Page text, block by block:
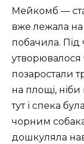
Мейкомб —
вже лежала
побачила.
утворювалося
позаростали
на площі,
тут і спека
чорним
дошкуляла